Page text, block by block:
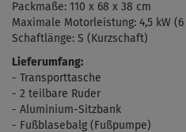
Packmaße: 110 x 68 x 38 cm
Maximale Motorleistung: 4,5 kW (6
Schaftlänge: S ( Kurzschaft)
Lieferumfang:
- Transporttasche
- 2 teilbare Ruder
- Aluminium-Sitzbank
- Fu ßblasebalg ( Fußpumpe)